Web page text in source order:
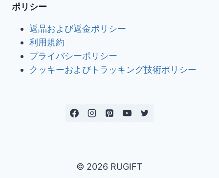
ポリシー
返品および返金ポリシー
利用規約
プライバシーポリシー
クッキーおよびトラッキング技術ポリシー
© 2026 RUGIFT